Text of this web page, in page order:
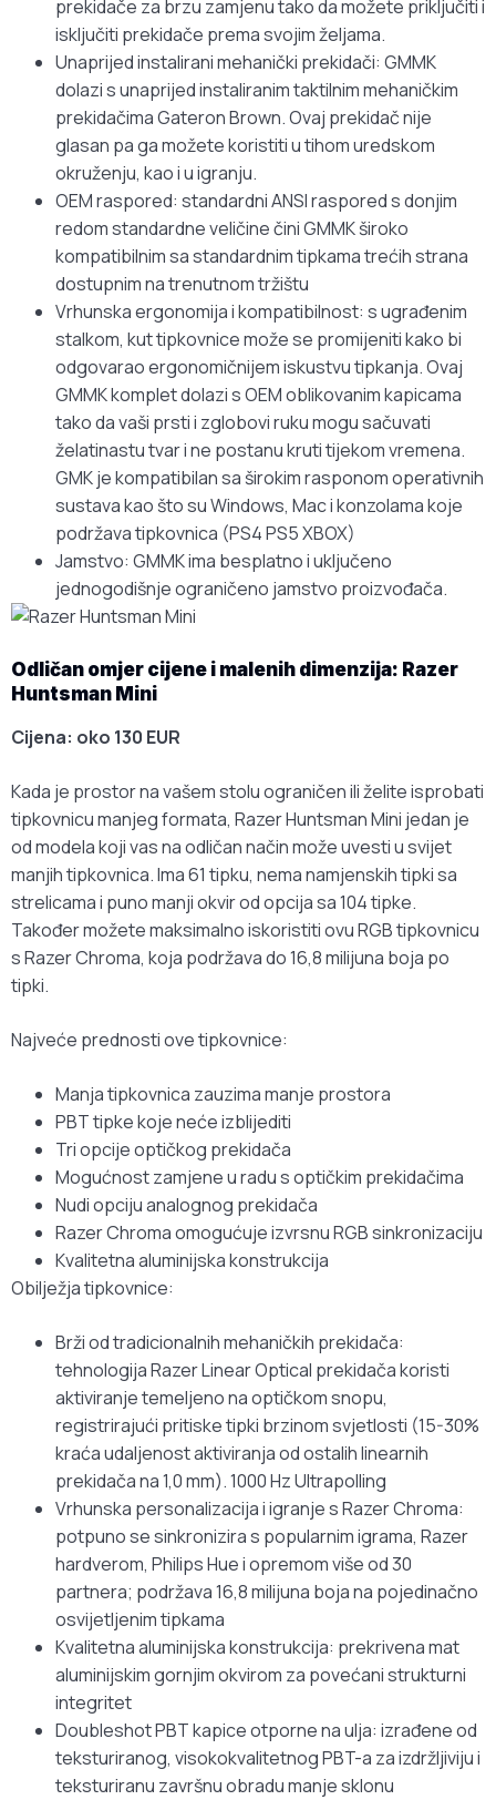
prekidače za brzu zamjenu tako da možete priključiti i
isključiti prekidače prema svojim željama.
Unaprijed instalirani mehanički prekidači: GMMK
dolazi s unaprijed instaliranim taktilnim mehaničkim
prekidačima Gateron Brown. Ovaj prekidač nije
glasan pa ga možete koristiti u tihom uredskom
okruženju, kao i u igranju.
OEM raspored: standardni ANSI raspored s donjim
redom standardne veličine čini GMMK široko
kompatibilnim sa standardnim tipkama trećih strana
dostupnim na trenutnom tržištu
Vrhunska ergonomija i kompatibilnost: s ugrađenim
stalkom, kut tipkovnice može se promijeniti kako bi
odgovarao ergonomičnijem iskustvu tipkanja. Ovaj
GMMK komplet dolazi s OEM oblikovanim kapicama
tako da vaši prsti i zglobovi ruku mogu sačuvati
želatinastu tvar i ne postanu kruti tijekom vremena.
GMK je kompatibilan sa širokim rasponom operativnih
sustava kao što su Windows, Mac i konzolama koje
podržava tipkovnica (PS4 PS5 XBOX)
Jamstvo: GMMK ima besplatno i uključeno
jednogodišnje ograničeno jamstvo proizvođača.
Odličan omjer cijene i malenih dimenzija: Razer
Huntsman Mini
Cijena: oko 130 EUR
Kada je prostor na vašem stolu ograničen ili želite isprobati
tipkovnicu manjeg formata, Razer Huntsman Mini jedan je
od modela koji vas na odličan način može uvesti u svijet
manjih tipkovnica. Ima 61 tipku, nema namjenskih tipki sa
strelicama i puno manji okvir od opcija sa 104 tipke.
Također možete maksimalno iskoristiti ovu RGB tipkovnicu
s Razer Chroma, koja podržava do 16,8 milijuna boja po
tipki.
Najveće prednosti ove tipkovnice:
Manja tipkovnica zauzima manje prostora
PBT tipke koje neće izblijediti
Tri opcije optičkog prekidača
Mogućnost zamjene u radu s optičkim prekidačima
Nudi opciju analognog prekidača
Razer Chroma omogućuje izvrsnu RGB sinkronizaciju
Kvalitetna aluminijska konstrukcija
Obilježja tipkovnice:
Brži od tradicionalnih mehaničkih prekidača:
tehnologija Razer Linear Optical prekidača koristi
aktiviranje temeljeno na optičkom snopu,
registrirajući pritiske tipki brzinom svjetlosti (15-30%
kraća udaljenost aktiviranja od ostalih linearnih
prekidača na 1,0 mm). 1000 Hz Ultrapolling
Vrhunska personalizacija i igranje s Razer Chroma:
potpuno se sinkronizira s popularnim igrama, Razer
hardverom, Philips Hue i opremom više od 30
partnera; podržava 16,8 milijuna boja na pojedinačno
osvijetljenim tipkama
Kvalitetna aluminijska konstrukcija: prekrivena mat
aluminijskim gornjim okvirom za povećani strukturni
integritet
Doubleshot PBT kapice otporne na ulja: izrađene od
teksturiranog, visokokvalitetnog PBT-a za izdržljiviju i
teksturiranu završnu obradu manje sklonu